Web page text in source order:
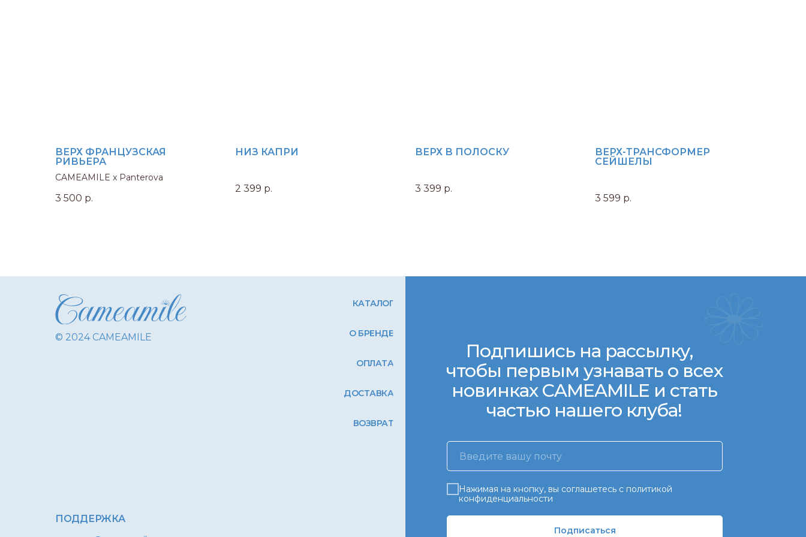
ВЕРХ ФРАНЦУЗСКАЯ
РИВЬЕРА
CAMEAMILE x Panterova
3 500 р.
НИЗ КАПРИ
2 399 р.
ВЕРХ В ПОЛОСКУ
3 399 р.
ВЕРХ-ТРАНСФОРМЕР
СЕЙШЕЛЫ
3 599 р.
Нажимая на кнопку, вы соглашетесь с политикой
конфиденциальности
Подписаться
Подпишись на рассылку,
чтобы первым узнавать о всех
новинках CAMEAMILE и стать
частью нашего клуба!
© 2024 CAMEAMILE
ВОЗВРАТ
ДОСТАВКА
ОПЛАТА
О БРЕНДЕ
КАТАЛОГ
ПОДДЕРЖКА